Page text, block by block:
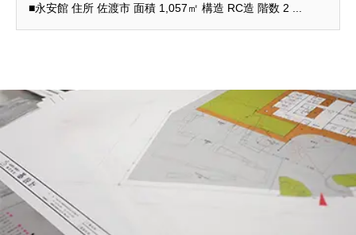
■永安館 住所 佐渡市 面積 1,057㎡ 構造 RC造 階数 2 ...